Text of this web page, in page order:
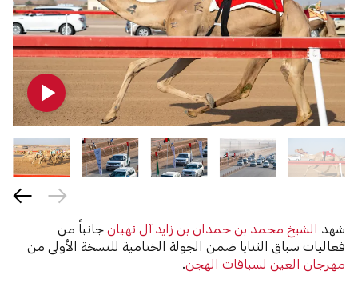
شهد الشيخ محمد بن حمدان بن زايد آل نهيان جانباً من
فعاليات سباق الثنايا ضمن الجولة الختامية للنسخة الأولى من
مهرجان العين لسباقات الهجن.